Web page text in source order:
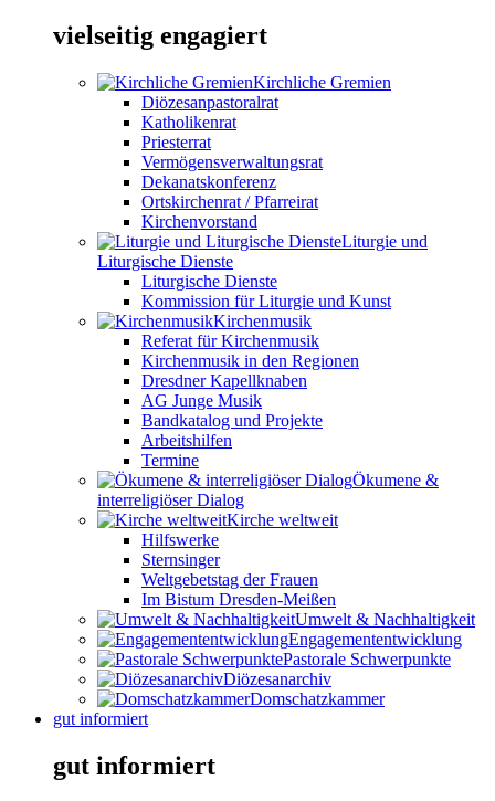
vielseitig engagiert
Kirchliche Gremien
Diözesanpastoralrat
Katholikenrat
Priesterrat
Vermögensverwaltungsrat
Dekanatskonferenz
Ortskirchenrat / Pfarreirat
Kirchenvorstand
Liturgie und
Liturgische Dienste
Liturgische Dienste
Kommission für Liturgie und Kunst
Kirchenmusik
Referat für Kirchenmusik
Kirchenmusik in den Regionen
Dresdner Kapellknaben
AG Junge Musik
Bandkatalog und Projekte
Arbeitshilfen
Termine
Ökumene &
interreligiöser Dialog
Kirche weltweit
Hilfswerke
Sternsinger
Weltgebetstag der Frauen
Im Bistum Dresden-Meißen
Umwelt & Nachhaltigkeit
Engagemententwicklung
Pastorale Schwerpunkte
Diözesanarchiv
Domschatzkammer
gut informiert
gut informiert